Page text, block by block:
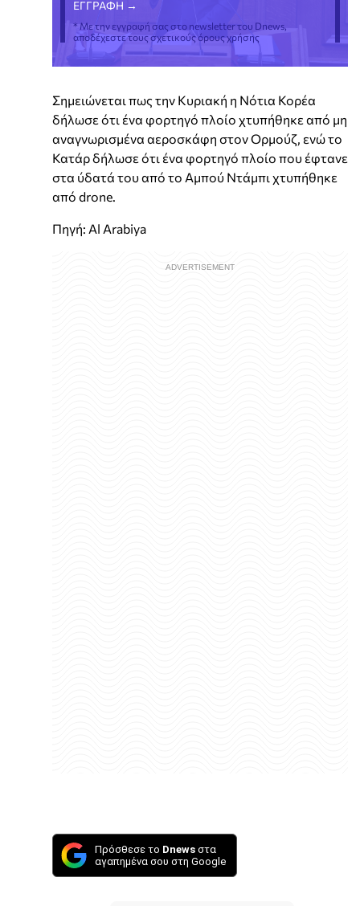
* Με την εγγραφή σας στο newsletter του Dnews,
αποδέχεστε τους σχετικούς όρους χρήσης
Σημειώνεται πως την Κυριακή η Νότια Κορέα
δήλωσε ότι ένα φορτηγό πλοίο χτυπήθηκε από μη
αναγνωρισμένα αεροσκάφη στον Ορμούζ, ενώ το
Κατάρ δήλωσε ότι ένα φορτηγό πλοίο που έφτανε
στα ύδατά του από το Αμπού Ντάμπι χτυπήθηκε
από drone.
Πηγή: Al Arabiya
Πρόσθεσε το Dnews στα
αγαπημένα σου στη Google